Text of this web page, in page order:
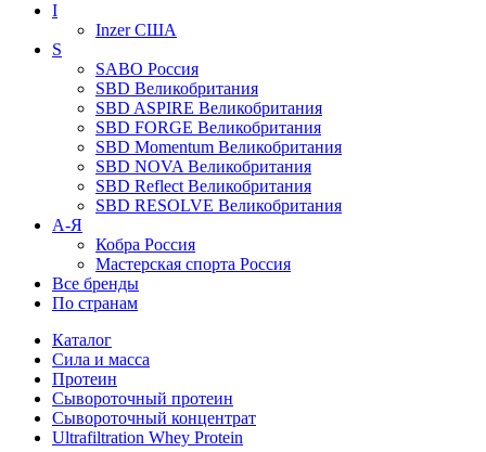
I
InzerСША
S
SABO Россия
SBD Великобритания
SBD ASPIRE Великобритания
SBD FORGE Великобритания
SBD Momentum Великобритания
SBD NOVA Великобритания
SBD Reflect Великобритания
SBD RESOLVE Великобритания
А-Я
Кобра Россия
Мастерская спорта Россия
Все бренды
По странам
Каталог
Сила и масса
Протеин
Сывороточный протеин
Сывороточный концентрат
Ultrafiltration Whey Protein